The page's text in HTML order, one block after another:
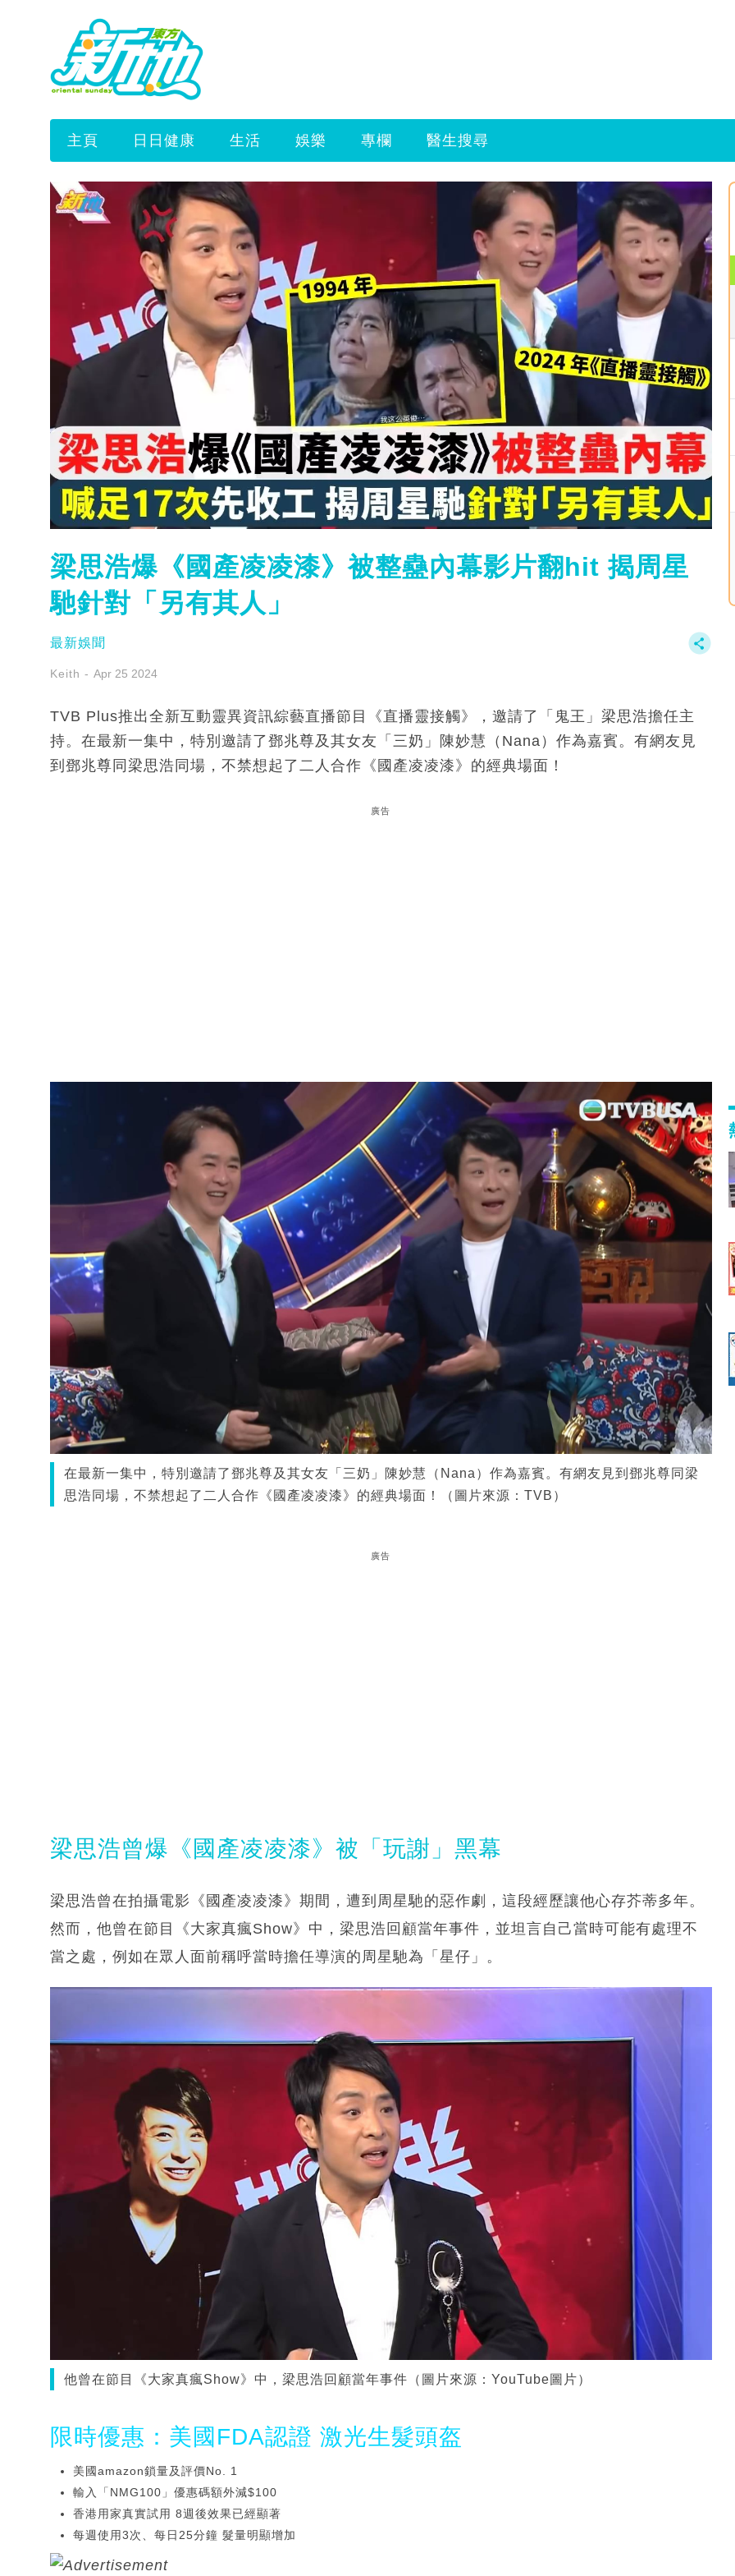
主頁 日日健康 生活 娛樂 專欄 醫生搜尋
梁思浩爆《國產凌凌漆》被整蠱內幕影片翻hit 揭周星
馳針對「另有其人」
最新娛聞
Keith Apr 25 2024
TVB Plus推出全新互動靈異資訊綜藝直播節目《直播靈接觸》，邀請了「鬼王」梁思浩擔任主
持。在最新一集中，特別邀請了鄧兆尊及其女友「三奶」陳妙慧（Nana）作為嘉賓。有網友見
到鄧兆尊同梁思浩同場，不禁想起了二人合作《國產凌凌漆》的經典場面！
廣告
在最新一集中，特別邀請了鄧兆尊及其女友「三奶」陳妙慧（Nana）作為嘉賓。有網友見到鄧兆尊同梁
思浩同場，不禁想起了二人合作《國產凌凌漆》的經典場面！（圖片來源：TVB）
廣告
梁思浩曾爆《國產凌凌漆》被「玩謝」黑幕
梁思浩曾在拍攝電影《國產凌凌漆》期間，遭到周星馳的惡作劇，這段經歷讓他心存芥蒂多年。
然而，他曾在節目《大家真瘋Show》中，梁思浩回顧當年事件，並坦言自己當時可能有處理不
當之處，例如在眾人面前稱呼當時擔任導演的周星馳為「星仔」。
他曾在節目《大家真瘋Show》中，梁思浩回顧當年事件（圖片來源：YouTube圖片）
限時優惠：美國FDA認證 激光生髮頭盔
美國amazon鎖量及評價No. 1
輸入「NMG100」優惠碼額外減$100
香港用家真實試用 8週後效果已經顯著
每週使用3次、每日25分鐘 髮量明顯增加